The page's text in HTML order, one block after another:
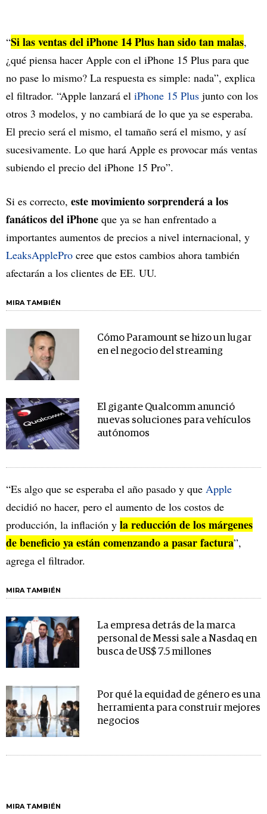
“Si las ventas del iPhone 14 Plus han sido tan malas,
¿qué piensa hacer Apple con el iPhone 15 Plus para que
no pase lo mismo? La respuesta es simple: nada”, explica
el filtrador. “Apple lanzará el iPhone 15 Plus junto con los
otros 3 modelos, y no cambiará de lo que ya se esperaba.
El precio será el mismo, el tamaño será el mismo, y así
sucesivamente. Lo que hará Apple es provocar más ventas
subiendo el precio del iPhone 15 Pro”.
Si es correcto, este movimiento sorprenderá a los
fanáticos del iPhone que ya se han enfrentado a
importantes aumentos de precios a nivel internacional, y
LeaksApplePro cree que estos cambios ahora también
afectarán a los clientes de EE. UU.
MIRA TAMBIÉN
Cómo Paramount se hizo un lugar
en el negocio del streaming
El gigante Qualcomm anunció
nuevas soluciones para vehículos
autónomos
“Es algo que se esperaba el año pasado y que Apple
decidió no hacer, pero el aumento de los costos de
producción, la inflación y la reducción de los márgenes
de beneficio ya están comenzando a pasar factura”,
agrega el filtrador.
MIRA TAMBIÉN
La empresa detrás de la marca
personal de Messi sale a Nasdaq en
busca de US$ 7.5 millones
Por qué la equidad de género es una
herramienta para construir mejores
negocios
MIRA TAMBIÉN